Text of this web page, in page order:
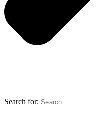
Search for: